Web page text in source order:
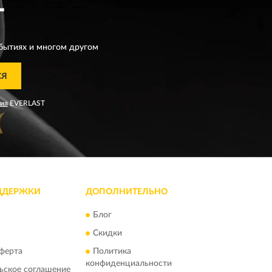
и многом другом
EVERLAST
соглашение
ДОПОЛНИТЕЛЬНО
Блог
Скидки
Политика
конфиденциальности